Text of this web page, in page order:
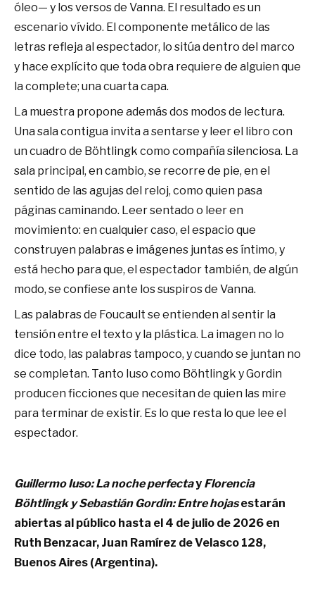
óleo— y los versos de Vanna. El resultado es un
escenario vívido. El componente metálico de las
letras refleja al espectador, lo sitúa dentro del marco
y hace explícito que toda obra requiere de alguien que
la complete; una cuarta capa.
La muestra propone además dos modos de lectura.
Una sala contigua invita a sentarse y leer el libro con
un cuadro de Böhtlingk como compañía silenciosa. La
sala principal, en cambio, se recorre de pie, en el
sentido de las agujas del reloj, como quien pasa
páginas caminando. Leer sentado o leer en
movimiento: en cualquier caso, el espacio que
construyen palabras e imágenes juntas es íntimo, y
está hecho para que, el espectador también, de algún
modo, se confiese ante los suspiros de Vanna.
Las palabras de Foucault se entienden al sentir la
tensión entre el texto y la plástica. La imagen no lo
dice todo, las palabras tampoco, y cuando se juntan no
se completan. Tanto Iuso como Böhtlingk y Gordin
producen ficciones que necesitan de quien las mire
para terminar de existir. Es lo que resta lo que lee el
espectador.
Guillermo Iuso: La noche perfectay Florencia
Böhtlingk y Sebastián Gordin: Entre hojasestarán
abiertas al público hasta el 4 de julio de 2026 en
Ruth Benzacar, Juan Ramírez de Velasco 128,
Buenos Aires (Argentina).